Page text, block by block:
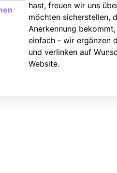
hast, freuen wir uns
möchten sicherstellen,
Anerkennung
einfach - wir ergänzen
und verlinken auf
Website.